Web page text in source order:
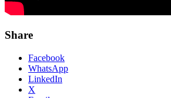
Share
Facebook
WhatsApp
LinkedIn
X